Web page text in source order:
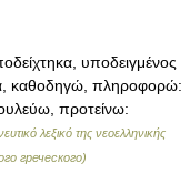
υποδειγμένος
καθοδηγώ, πληροφορώ:
προτείνω:
λεξικό της νεοελληνικής
греческого)